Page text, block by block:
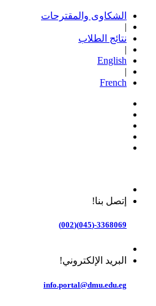
الشكاوى والمقترحات
|
نتائج الطلاب
|
English
|
French
إتصل بنا!
3368069-(045)(002)
البريد الإلكتروني!
info.portal@dmu.edu.eg